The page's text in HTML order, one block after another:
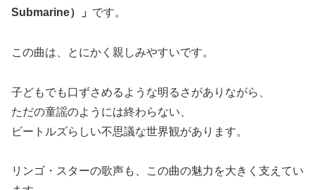
Submarine）」 です。
この曲は、とにかく親しみやすいです。
子どもでも口ずさめるような明るさがありながら、
ただの童謡のようには終わらない、
ビートルズらしい不思議な世界観があります。
リンゴ・スターの歌声も、この曲の魅力を大きく支えてい